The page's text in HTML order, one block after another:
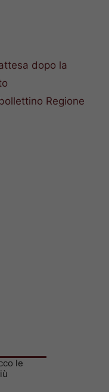
dopo la
Regione
le